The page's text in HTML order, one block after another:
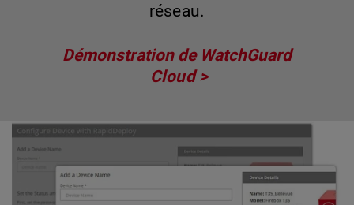
réseau.
Démonstration de WatchGuard
Cloud